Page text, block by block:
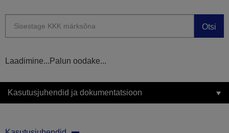
Otsi
Laadimine...Palun oodake...
Kasutusjuhendid ja dokumentatsioon